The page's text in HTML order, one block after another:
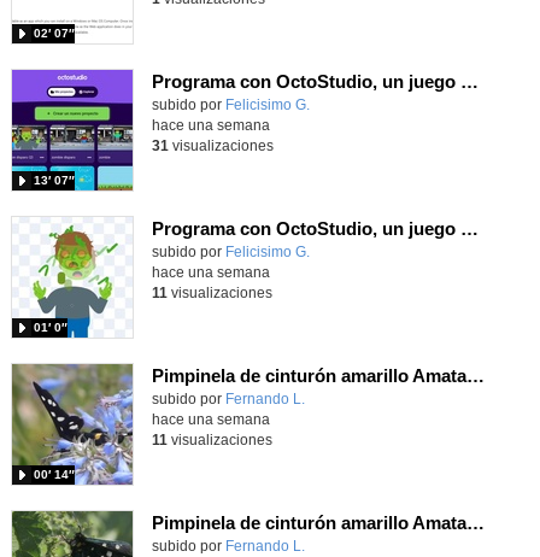
02′ 07″
Programa con OctoStudio, un juego de disparos contra Zombies con un cargador basado en el House of the dead
Contenido educativo.
subido por Felicisimo G.
13′ 07″
hace una semana
31 visualizaciones
Programa con OctoStudio, un juego homenajeando al House of the dead con Zombies
Contenido educativo.
subido por Felicisimo G.
01′ 0″
hace una semana
11 visualizaciones
Pimpinela de cinturón amarillo Amata phegea (Linnaeus, 1758)
Contenido educativo.
subido por Fernando L.
00′ 14″
hace una semana
11 visualizaciones
Pimpinela de cinturón amarillo Amata phegea (Linnaeus, 1758)
Contenido educativo.
subido por Fernando L.